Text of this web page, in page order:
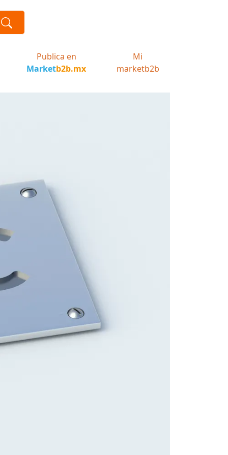
Publica en
Marketb2b.mx
Mi
marketb2b